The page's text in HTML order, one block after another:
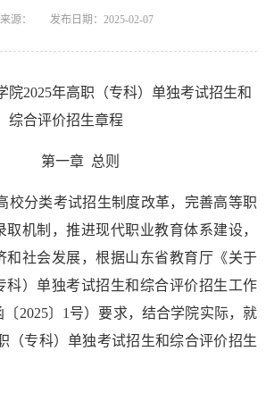
源： 发布日期：2025-02-07
院2025年高职（专科）单独考试招生和
综合评价招生章程
第一章 总则
校分类考试招生制度改革，完善高等职
机制，推进现代职业教育体系建设，
和社会发展，根据山东省教育厅《关于
科）单独考试招生和综合评价招生工作
2025〕1号）要求，结合学院实际，就
（专科）单独考试招生和综合评价招生